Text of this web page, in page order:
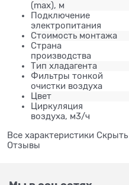
(max), м
Подключение
электропитания
Стоимость монтажа
Страна
производства
Тип хладагента
Фильтры тонкой
очистки воздуха
Цвет
Циркуляция
воздуха, м3/ч
Все характеристики Скрыть
Отзывы